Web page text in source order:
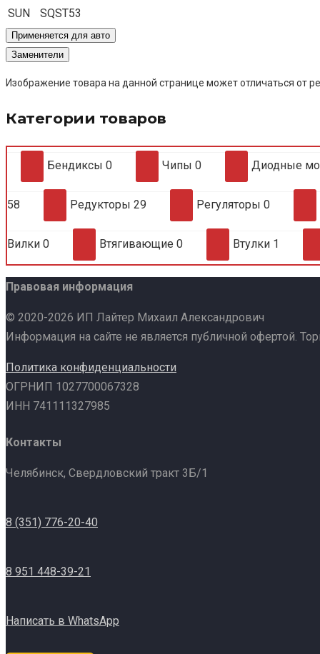
SUN
SQST53
Применяется для авто
Заменители
Изображение товара на данной странице может отличаться от
Категории товаров
Бендиксы 0 Чипы 0 Диодные
58 Редукторы 29 Регуляторы 0
Вилки 0 Втягивающие 0 Втулки 1
Правовая информация
© 2020-2026 ИП Лайтер Михаил Александрович
Информация на сайте не является публичной офертой.
Политика конфиденциальности
ОГРНИП 1027700067328
ИНН 741111327985
Контакты
Челябинск, Свердловский тракт 3Б/1
8 (351) 776-20-40
8 951 448-39-21
Написать в WhatsApp